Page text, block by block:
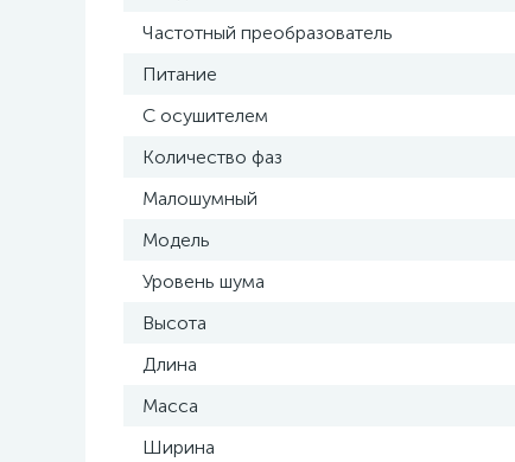
Частотный преобразователь
Питание
С осушителем
Количество фаз
Малошумный
Модель
Уровень шума
Высота
Длина
Масса
Ширина